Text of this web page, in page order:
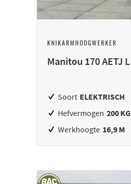
KNIKARMHOOGWERKER
Manitou 170 AETJ L
Soort ELEKTRISCH
Hefvermogen 200 KG
Werkhoogte 16,9 M